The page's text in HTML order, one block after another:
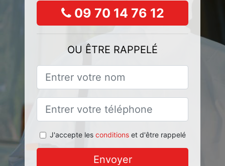
09 70 14 76 12
OU ÊTRE RAPPELÉ
J'accepte les conditionset d'être rappelé
Envoyer